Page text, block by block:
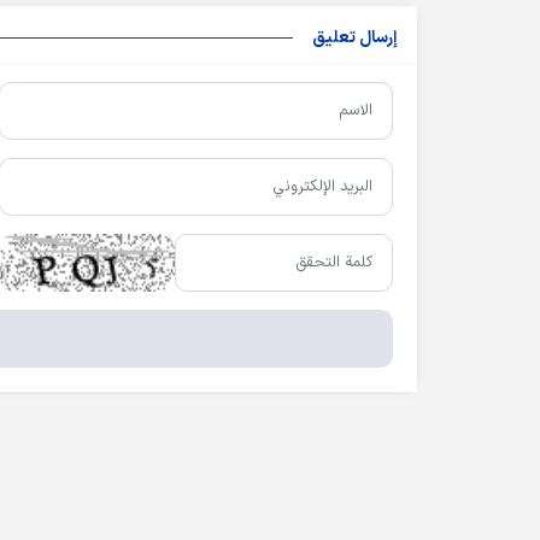
إرسال تعليق